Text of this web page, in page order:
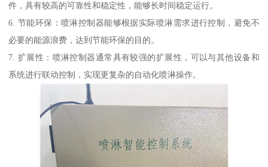
件，具有较高的可靠性和稳定性，能够长时间稳定运行。
6. 节能环保：喷淋控制器能够根据实际喷淋需求进行控制，避免不
必要的能源浪费，达到节能环保的目的。
7. 扩展性：喷淋控制器通常具有较强的扩展性，可以与其他设备和
系统进行联动控制，实现更复杂的自动化喷淋操作。